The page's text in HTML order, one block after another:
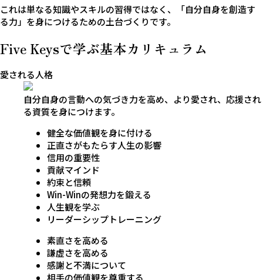
これは単なる知識やスキルの習得ではなく、「自分自身を創造す
る力」を身につけるための土台づくりです。
Five Keysで学ぶ基本カリキュラム
愛される人格
自分自身の言動への気づき力を高め、より愛され、応援され
る資質を身につけます。
健全な価値観を身に付ける
正直さがもたらす人生の影響
信用の重要性
貢献マインド
約束と信頼
Win-Winの発想力を鍛える
人生観を学ぶ
リーダーシップトレーニング
素直さを高める
謙虚さを高める
感謝と不満について